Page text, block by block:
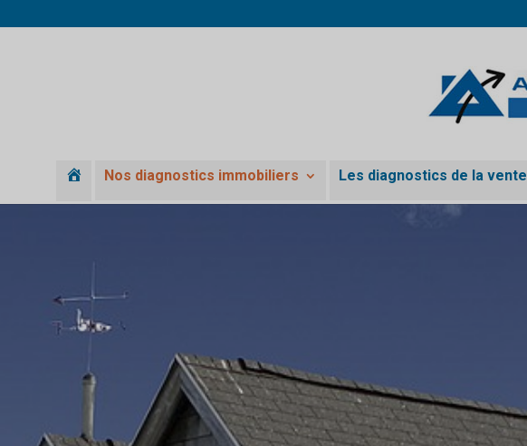
c
Nos diagnostics immobiliers Les diagnostics de la vente